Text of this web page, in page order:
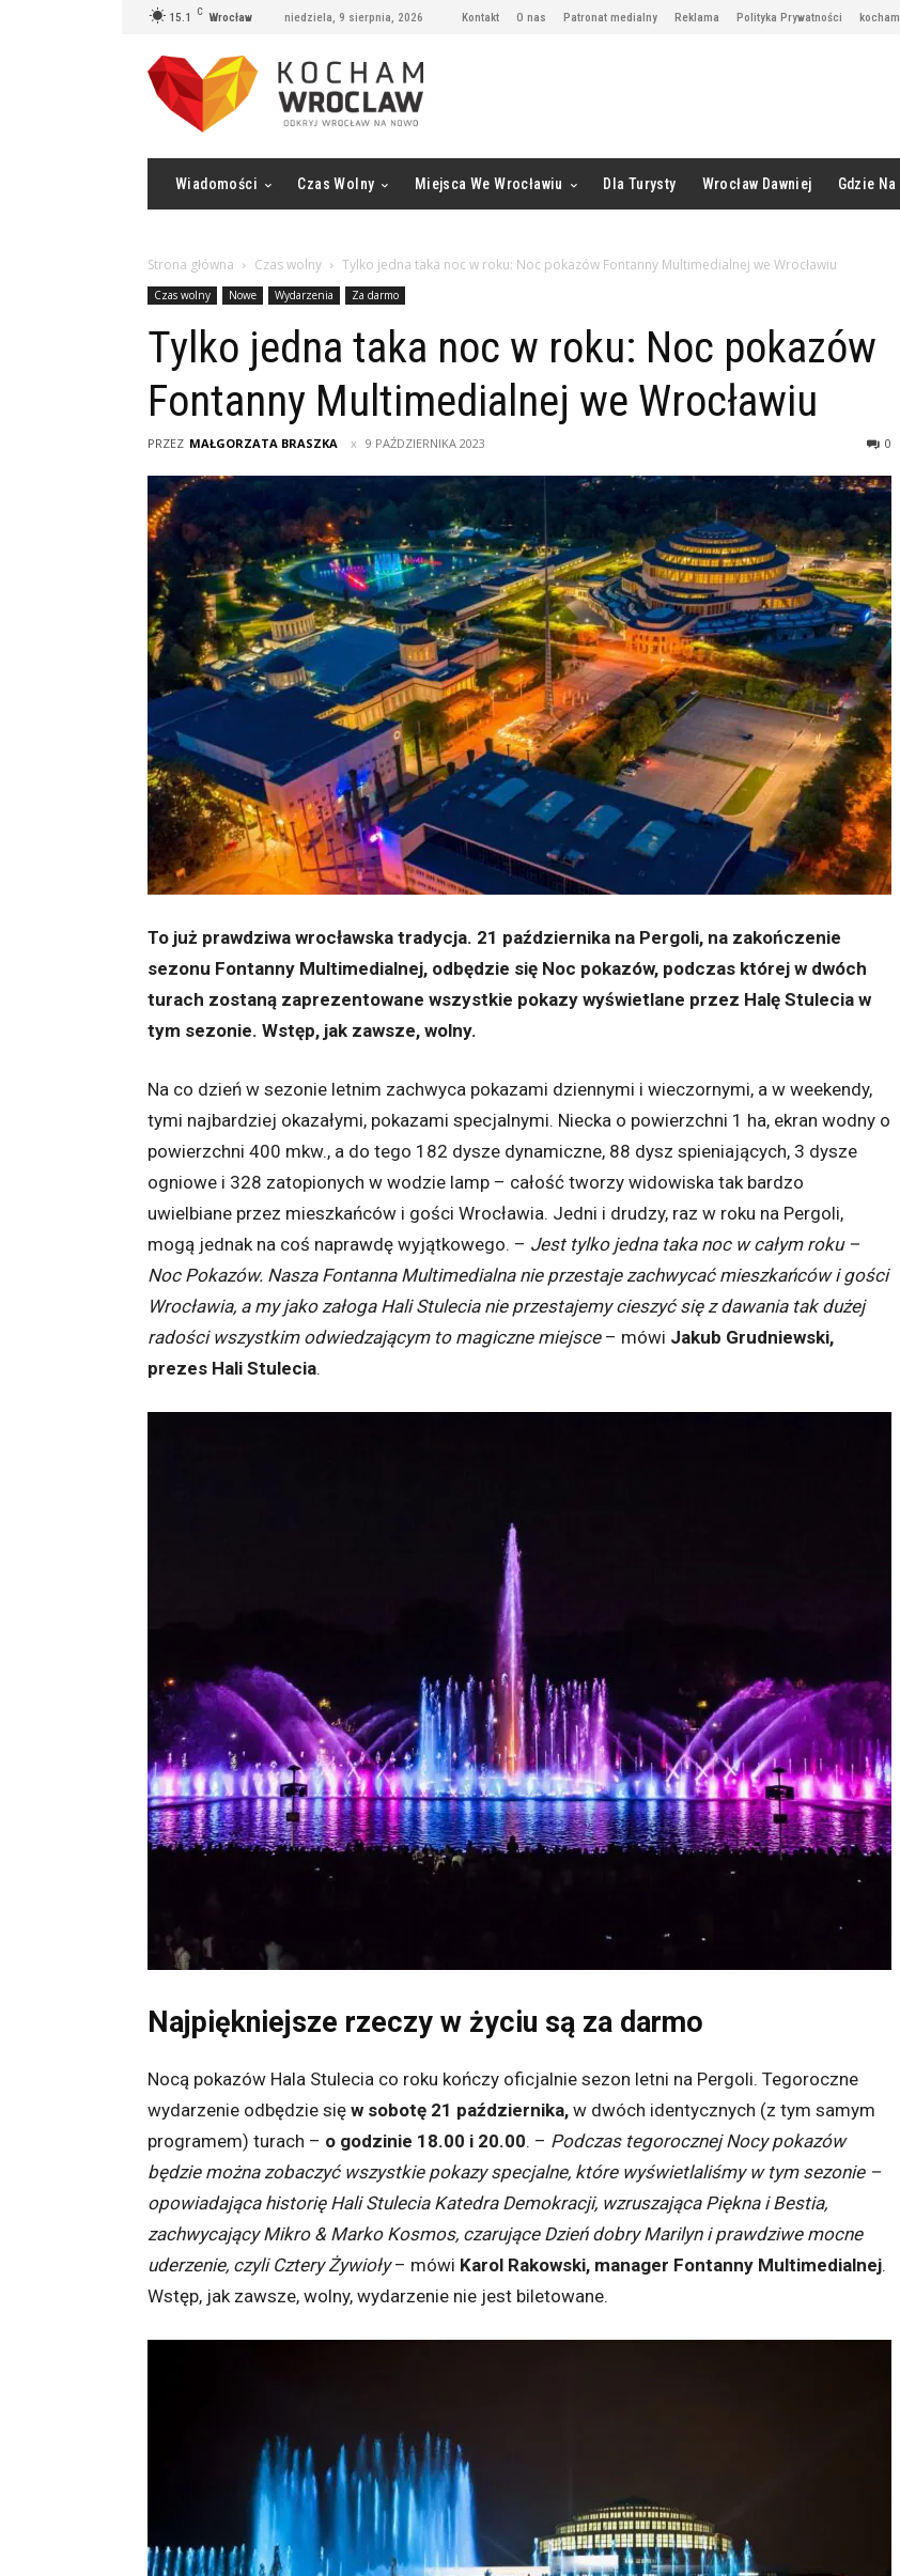
15.1 C Wrocław niedziela, 9 sierpnia, 2026 Kontakt O nas Patronat medialny Reklama Polityka Prywatności
Wiadomości Czas Wolny Miejsca We Wrocławiu Dla Turysty Wrocław Dawniej Gdzie Na
Strona główna Czas wolny Tylko jedna taka noc w roku: Noc pokazów Fontanny Multimedialnej we Wrocławiu
Czas wolny Nowe Wydarzenia Za darmo
Tylko jedna taka noc w roku: Noc pokazów
Fontanny Multimedialnej we Wrocławiu
PRZEZ MAŁGORZATA BRASZKA 9 PAŹDZIERNIKA 2023 0
To już prawdziwa wrocławska tradycja. 21 października na Pergoli, na zakończenie
sezonu Fontanny Multimedialnej, odbędzie się Noc pokazów, podczas której w dwóch
turach zostaną zaprezentowane wszystkie pokazy wyświetlane przez Halę Stulecia w
tym sezonie. Wstęp, jak zawsze, wolny.
Na co dzień w sezonie letnim zachwyca pokazami dziennymi i wieczornymi, a w weekendy,
tymi najbardziej okazałymi, pokazami specjalnymi. Niecka o powierzchni 1 ha, ekran wodny o
powierzchni 400 mkw., a do tego 182 dysze dynamiczne, 88 dysz spieniających, 3 dysze
ogniowe i 328 zatopionych w wodzie lamp – całość tworzy widowiska tak bardzo
uwielbiane przez mieszkańców i gości Wrocławia. Jedni i drudzy, raz w roku na Pergoli,
mogą jednak na coś naprawdę wyjątkowego. – Jest tylko jedna taka noc w całym roku –
Noc Pokazów. Nasza Fontanna Multimedialna nie przestaje zachwycać mieszkańców i gości
Wrocławia, a my jako załoga Hali Stulecia nie przestajemy cieszyć się z dawania tak dużej
radości wszystkim odwiedzającym to magiczne miejsce – mówi Jakub Grudniewski,
prezes Hali Stulecia.
Najpiękniejsze rzeczy w życiu są za darmo
Nocą pokazów Hala Stulecia co roku kończy oficjalnie sezon letni na Pergoli. Tegoroczne
wydarzenie odbędzie się w sobotę 21 października, w dwóch identycznych (z tym samym
programem) turach – o godzinie 18.00 i 20.00. – Podczas tegorocznej Nocy pokazów
będzie można zobaczyć wszystkie pokazy specjalne, które wyświetlaliśmy w tym sezonie –
opowiadająca historię Hali Stulecia Katedra Demokracji, wzruszająca Piękna i Bestia,
zachwycający Mikro & Marko Kosmos, czarujące Dzień dobry Marilyn i prawdziwe mocne
uderzenie, czyli Cztery Żywioły– mówi Karol Rakowski, manager Fontanny Multimedialnej.
Wstęp, jak zawsze, wolny, wydarzenie nie jest biletowane.